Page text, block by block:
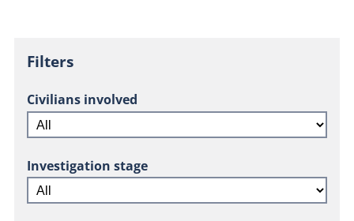
Filters
Civilians involved
Investigation stage